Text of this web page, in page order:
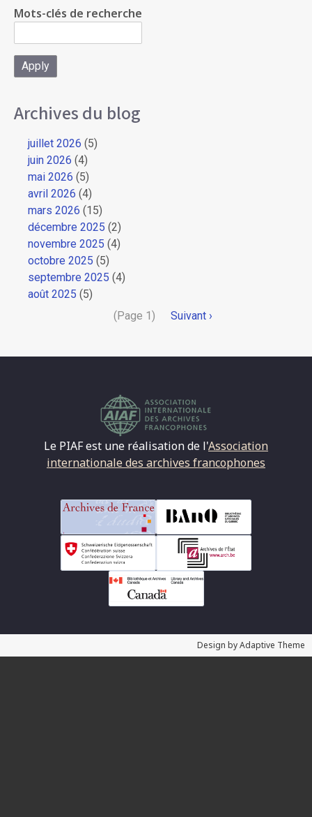
Mots-clés de recherche
Archives du blog
juillet 2026 (5)
juin 2026 (4)
mai 2026 (5)
avril 2026 (4)
mars 2026 (15)
décembre 2025 (2)
novembre 2025 (4)
octobre 2025 (5)
septembre 2025 (4)
août 2025 (5)
(Page 1)
Page
Suivant ›
Le PIAF est une réalisation de l'Association
internationale des archives francophones
Design by Adaptive Theme